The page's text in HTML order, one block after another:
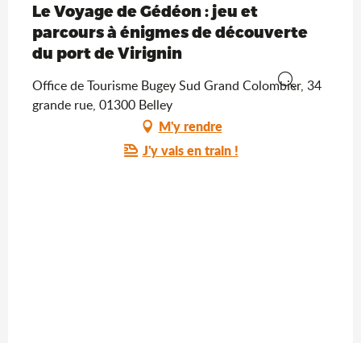
Le Voyage de Gédéon : jeu et
parcours à énigmes de découverte
du port de Virignin
Office de Tourisme Bugey Sud Grand Colombier, 34
grande rue, 01300 Belley
M'y rendre
J'y vais en train !